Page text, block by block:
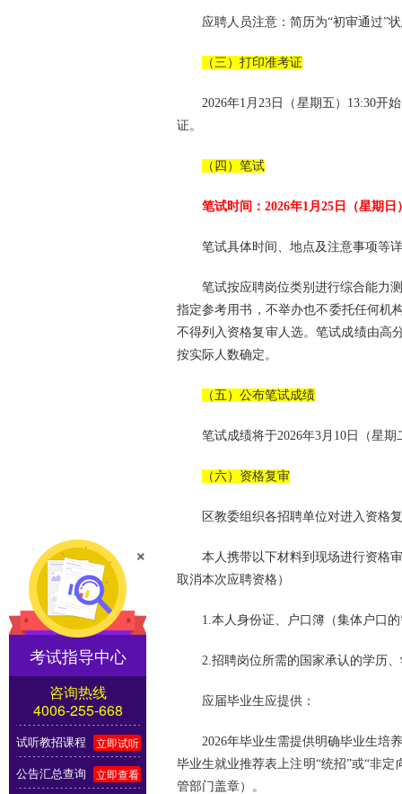
应聘人员注意：简历为“初审通过”
（三）打印准考证
2026年1月23日（星期五）13:30开
证。
（四）笔试
笔试时间：2026年1月25日（星期日
笔试具体时间、地点及注意事项等
笔试按应聘岗位类别进行综合能力
指定参考用书，不举办也不委托任何机
不得列入资格复审人选。笔试成绩由高
按实际人数确定。
（五）公布笔试成绩
笔试成绩将于2026年3月10日（星
（六）资格复审
区教委组织各招聘单位对进入资格
本人携带以下材料到现场进行资格
取消本次应聘资格）
1.本人身份证、户口簿（集体户口
2.招聘岗位所需的国家承认的学历
应届毕业生应提供：
2026年毕业生需提供明确毕业生培
毕业生就业推荐表上注明“统招”或“非
管部门盖章）。
考试指导中心
咨询热线
4006-255-668
试听教招课程 立即试听
公告汇总查询 立即查看
×